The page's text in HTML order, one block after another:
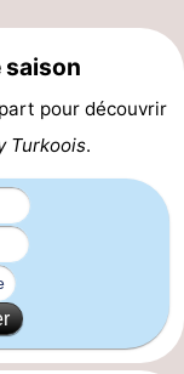
saison
pour découvrir
Turkoois.